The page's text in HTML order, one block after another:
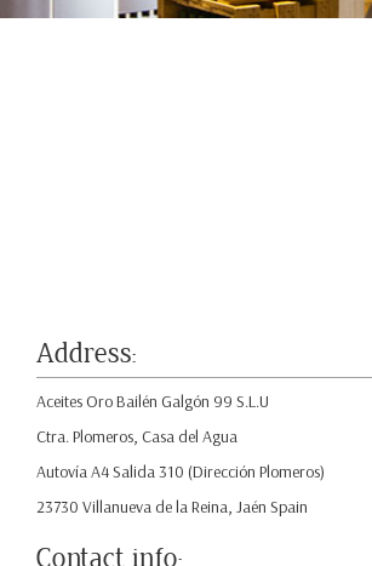
Address:
Aceites Oro Bailén Galgón 99 S.L.U
Ctra. Plomeros, Casa del Agua
Autovía A4 Salida 310 (Dirección Plomeros)
23730 Villanueva de la Reina, Jaén Spain
Contact info: